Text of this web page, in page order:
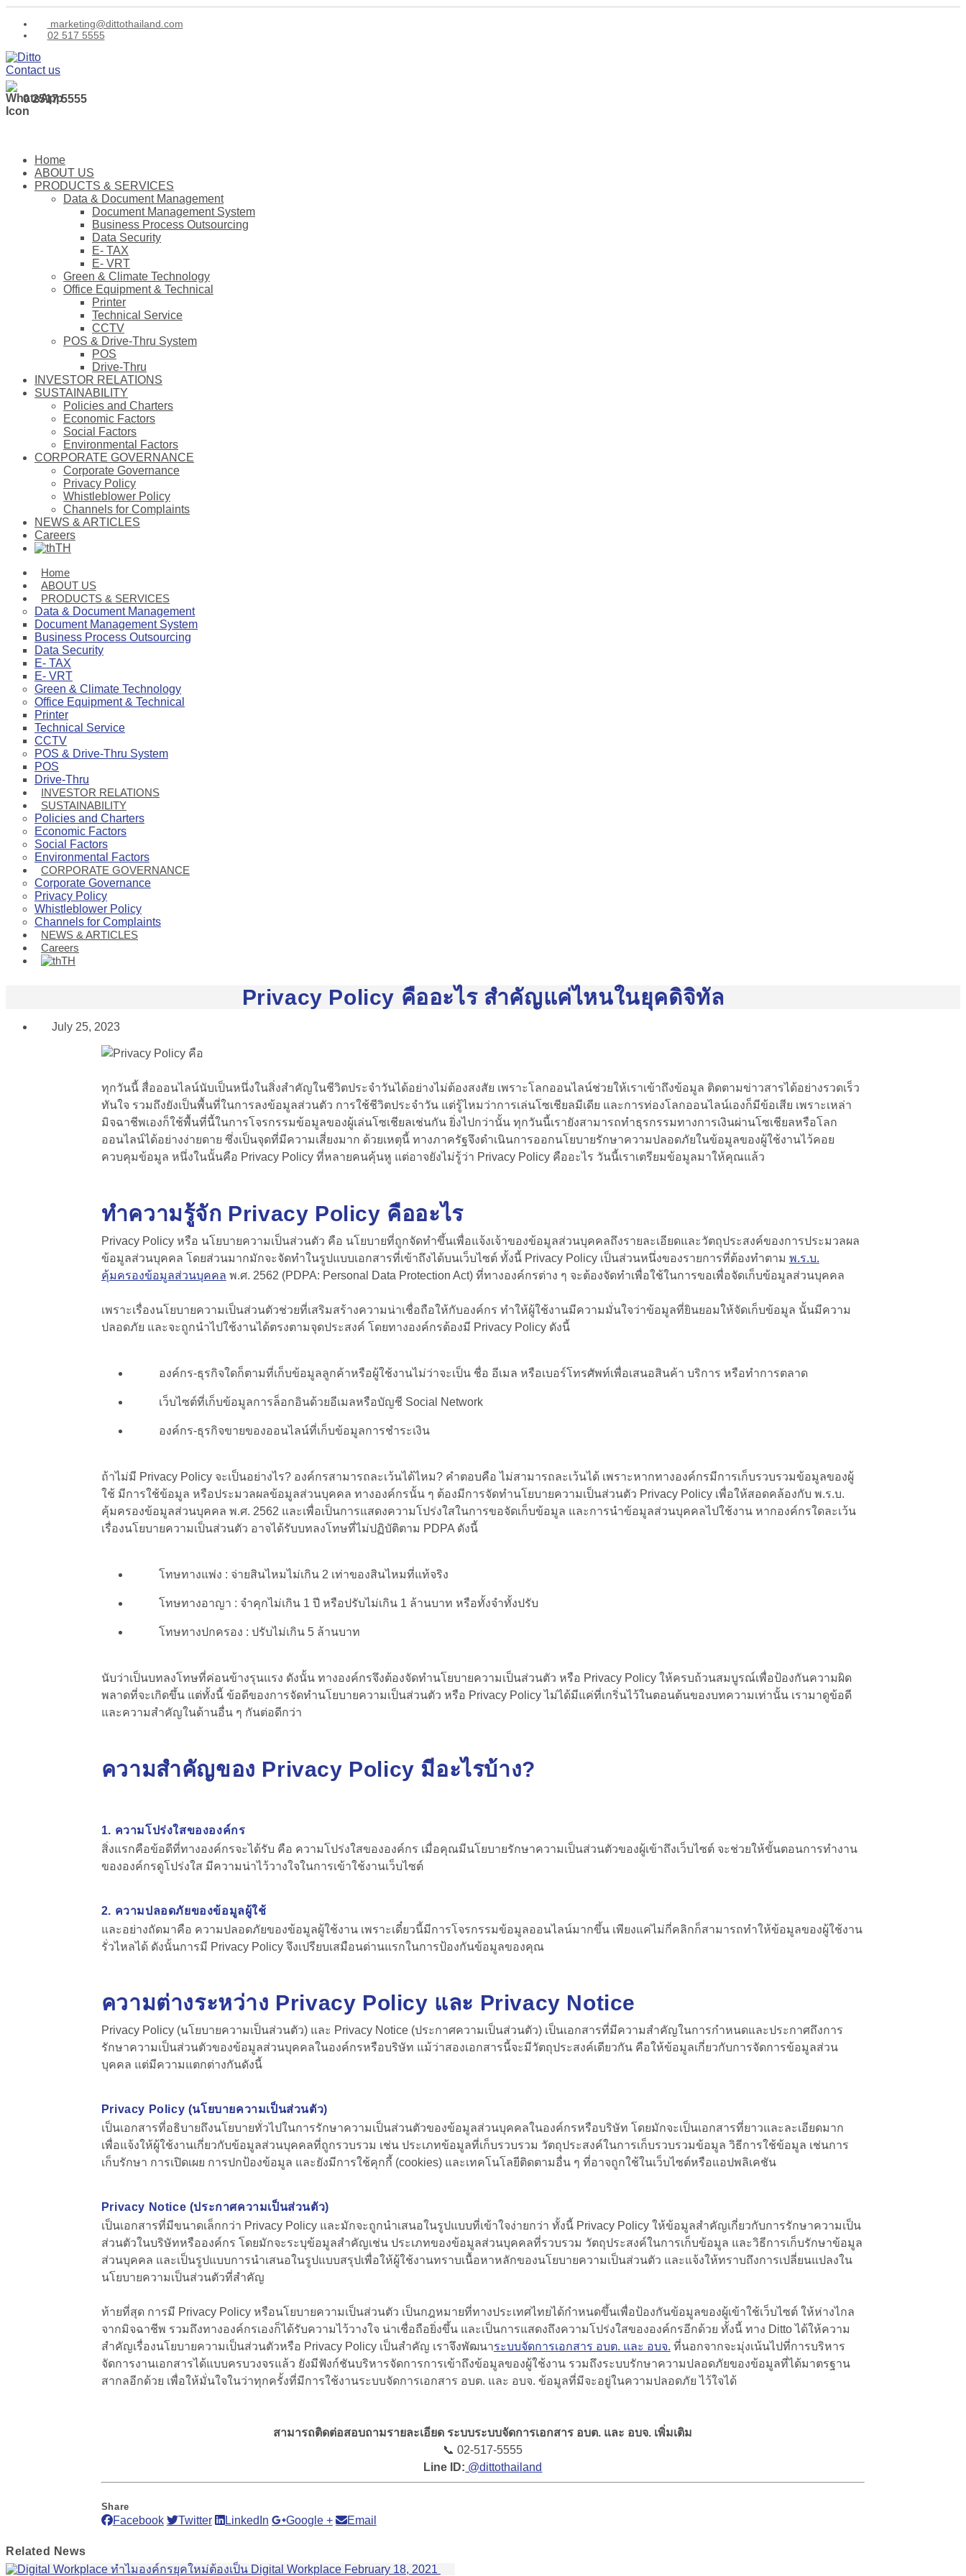
marketing@dittothailand.com
02 517 5555
Contact us
0 2517 5555
Home
ABOUT US
PRODUCTS & SERVICES
Data & Document Management
Document Management System
Business Process Outsourcing
Data Security
E- TAX
E- VRT
Green & Climate Technology
Office Equipment & Technical
Printer
Technical Service
CCTV
POS & Drive-Thru System
POS
Drive-Thru
INVESTOR RELATIONS
SUSTAINABILITY
Policies and Charters
Economic Factors
Social Factors
Environmental Factors
CORPORATE GOVERNANCE
Corporate Governance
Privacy Policy
Whistleblower Policy
Channels for Complaints
NEWS & ARTICLES
Careers
TH
Home
ABOUT US
PRODUCTS & SERVICES
Data & Document Management
Document Management System
Business Process Outsourcing
Data Security
E- TAX
E- VRT
Green & Climate Technology
Office Equipment & Technical
Printer
Technical Service
CCTV
POS & Drive-Thru System
POS
Drive-Thru
INVESTOR RELATIONS
SUSTAINABILITY
Policies and Charters
Economic Factors
Social Factors
Environmental Factors
CORPORATE GOVERNANCE
Corporate Governance
Privacy Policy
Whistleblower Policy
Channels for Complaints
NEWS & ARTICLES
Careers
TH
Privacy Policy คืออะไร สำคัญแค่ไหนในยุคดิจิทัล
July 25, 2023
ทุกวันนี้ สื่อออนไลน์นับเป็นหนึ่งในสิ่งสำคัญในชีวิตประจำวันได้อย่างไม่ต้องสงสัย เพราะโลกออนไลน์ช่วยให้เราเข้าถึงข้อมูล ติดตามข่าวสารได้อย่างรวดเร็ว
ทันใจ รวมถึงยังเป็นพื้นที่ในการลงข้อมูลส่วนตัว การใช้ชีวิตประจำวัน แต่รู้ไหมว่าการเล่นโซเชียลมีเดีย และการท่องโลกออนไลน์เองก็มีข้อเสีย เพราะเหล่า
มิจฉาชีพเองก็ใช้พื้นที่นี้ในการโจรกรรมข้อมูลของผู้เล่นโซเชียลเช่นกัน ยิ่งไปกว่านั้น ทุกวันนี้เรายังสามารถทำธุรกรรมทางการเงินผ่านโซเชียลหรือโลก
ออนไลน์ได้อย่างง่ายดาย ซึ่งเป็นจุดที่มีความเสี่ยงมาก ด้วยเหตุนี้ ทางภาครัฐจึงดำเนินการออกนโยบายรักษาความปลอดภัยในข้อมูลของผู้ใช้งานไว้คอย
ควบคุมข้อมูล หนึ่งในนั้นคือ Privacy Policy ที่หลายคนคุ้นหู แต่อาจยังไม่รู้ว่า Privacy Policy คืออะไร วันนี้เราเตรียมข้อมูลมาให้คุณแล้ว
ทำความรู้จัก Privacy Policy คืออะไร
Privacy Policy หรือ นโยบายความเป็นส่วนตัว คือ นโยบายที่ถูกจัดทำขึ้นเพื่อแจ้งเจ้าของข้อมูลส่วนบุคคลถึงรายละเอียดและวัตถุประสงค์ของการประมวลผล
ข้อมูลส่วนบุคคล โดยส่วนมากมักจะจัดทำในรูปแบบเอกสารที่เข้าถึงได้บนเว็บไซต์ ทั้งนี้ Privacy Policy เป็นส่วนหนึ่งของรายการที่ต้องทำตาม พ.ร.บ.
คุ้มครองข้อมูลส่วนบุคคล พ.ศ. 2562 (PDPA: Personal Data Protection Act) ที่ทางองค์กรต่าง ๆ จะต้องจัดทำเพื่อใช้ในการขอเพื่อจัดเก็บข้อมูลส่วนบุคคล
เพราะเรื่องนโยบายความเป็นส่วนตัวช่วยที่เสริมสร้างความน่าเชื่อถือให้กับองค์กร ทำให้ผู้ใช้งานมีความมั่นใจว่าข้อมูลที่ยินยอมให้จัดเก็บข้อมูล นั้นมีความ
ปลอดภัย และจะถูกนำไปใช้งานได้ตรงตามจุดประสงค์ โดยทางองค์กรต้องมี Privacy Policy ดังนี้
องค์กร-ธุรกิจใดก็ตามที่เก็บข้อมูลลูกค้าหรือผู้ใช้งานไม่ว่าจะเป็น ชื่อ อีเมล หรือเบอร์โทรศัพท์เพื่อเสนอสินค้า บริการ หรือทำการตลาด
เว็บไซต์ที่เก็บข้อมูลการล็อกอินด้วยอีเมลหรือบัญชี Social Network
องค์กร-ธุรกิจขายของออนไลน์ที่เก็บข้อมูลการชำระเงิน
ถ้าไม่มี Privacy Policy จะเป็นอย่างไร?​ องค์กรสามารถละเว้นได้ไหม? คำตอบคือ ไม่สามารถละเว้นได้ เพราะหากทางองค์กรมีการเก็บรวบรวมข้อมูลของผู้
ใช้ มีการใช้ข้อมูล หรือประมวลผลข้อมูลส่วนบุคคล ทางองค์กรนั้น ๆ ต้องมีการจัดทำนโยบายความเป็นส่วนตัว Privacy Policy เพื่อให้สอดคล้องกับ พ.ร.บ.
คุ้มครองข้อมูลส่วนบุคคล พ.ศ. 2562 และเพื่อเป็นการแสดงความโปร่งใสในการขอจัดเก็บข้อมูล และการนำข้อมูลส่วนบุคคลไปใช้งาน หากองค์กรใดละเว้น
เรื่องนโยบายความเป็นส่วนตัว อาจได้รับบทลงโทษที่ไม่ปฏิบัติตาม PDPA ดังนี้
โทษทางแพ่ง : จ่ายสินไหมไม่เกิน 2 เท่าของสินไหมที่แท้จริง
โทษทางอาญา : จำคุกไม่เกิน 1 ปี หรือปรับไม่เกิน 1 ล้านบาท หรือทั้งจำทั้งปรับ
โทษทางปกครอง : ปรับไม่เกิน 5 ล้านบาท
นับว่าเป็นบทลงโทษที่ค่อนข้างรุนแรง ดังนั้น ทางองค์กรจึงต้องจัดทำนโยบายความเป็นส่วนตัว หรือ Privacy Policy ให้ครบถ้วนสมบูรณ์เพื่อป้องกันความผิด
พลาดที่จะเกิดขึ้น แต่ทั้งนี้ ข้อดีของการจัดทำนโยบายความเป็นส่วนตัว หรือ Privacy Policy ไม่ได้มีแค่ที่เกริ่นไว้ในตอนต้นของบทความเท่านั้น เรามาดูข้อดี
และความสำคัญในด้านอื่น ๆ กันต่อดีกว่า
ความสำคัญของ Privacy Policy มีอะไรบ้าง?
1. ความโปร่งใสขององค์กร
สิ่งแรกคือข้อดีที่ทางองค์กรจะได้รับ คือ ความโปร่งใสขององค์กร เมื่อคุณมีนโยบายรักษาความเป็นส่วนตัวของผู้เข้าถึงเว็บไซต์ จะช่วยให้ขั้นตอนการทำงาน
ขององค์กรดูโปร่งใส มีความน่าไว้วางใจในการเข้าใช้งานเว็บไซต์
2. ความปลอดภัยของข้อมูลผู้ใช้
และอย่างถัดมาคือ ความปลอดภัยของข้อมูลผู้ใช้งาน เพราะเดี๋ยวนี้มีการโจรกรรมข้อมูลออนไลน์มากขึ้น เพียงแค่ไม่กี่คลิกก็สามารถทำให้ข้อมูลของผู้ใช้งาน
รั่วไหลได้ ดังนั้นการมี Privacy Policy จึงเปรียบเสมือนด่านแรกในการป้องกันข้อมูลของคุณ
ความต่างระหว่าง Privacy Policy และ Privacy Notice
Privacy Policy (นโยบายความเป็นส่วนตัว) และ Privacy Notice (ประกาศความเป็นส่วนตัว) เป็นเอกสารที่มีความสำคัญในการกำหนดและประกาศถึงการ
รักษาความเป็นส่วนตัวของข้อมูลส่วนบุคคลในองค์กรหรือบริษัท แม้ว่าสองเอกสารนี้จะมีวัตถุประสงค์เดียวกัน คือให้ข้อมูลเกี่ยวกับการจัดการข้อมูลส่วน
บุคคล แต่มีความแตกต่างกันดังนี้
Privacy Policy (นโยบายความเป็นส่วนตัว)
เป็นเอกสารที่อธิบายถึงนโยบายทั่วไปในการรักษาความเป็นส่วนตัวของข้อมูลส่วนบุคคลในองค์กรหรือบริษัท โดยมักจะเป็นเอกสารที่ยาวและละเอียดมาก
เพื่อแจ้งให้ผู้ใช้งานเกี่ยวกับข้อมูลส่วนบุคคลที่ถูกรวบรวม เช่น ประเภทข้อมูลที่เก็บรวบรวม วัตถุประสงค์ในการเก็บรวบรวมข้อมูล วิธีการใช้ข้อมูล เช่นการ
เก็บรักษา การเปิดเผย การปกป้องข้อมูล และยังมีการใช้คุกกี้ (cookies) และเทคโนโลยีติดตามอื่น ๆ ที่อาจถูกใช้ในเว็บไซต์หรือแอปพลิเคชัน
Privacy Notice (ประกาศความเป็นส่วนตัว)
เป็นเอกสารที่มีขนาดเล็กกว่า Privacy Policyและมักจะถูกนำเสนอในรูปแบบที่เข้าใจง่ายกว่า ทั้งนี้ Privacy Policy ให้ข้อมูลสำคัญเกี่ยวกับการรักษาความเป็น
ส่วนตัวในบริษัทหรือองค์กร โดยมักจะระบุข้อมูลสำคัญเช่น ประเภทของข้อมูลส่วนบุคคลที่รวบรวม วัตถุประสงค์ในการเก็บข้อมูล และวิธีการเก็บรักษาข้อมูล
ส่วนบุคคล และเป็นรูปแบบการนำเสนอในรูปแบบสรุปเพื่อให้ผู้ใช้งานทราบเนื้อหาหลักของนโยบายความเป็นส่วนตัว และแจ้งให้ทราบถึงการเปลี่ยนแปลงใน
นโยบายความเป็นส่วนตัวที่สำคัญ
ท้ายที่สุด การมี Privacy Policy หรือนโยบายความเป็นส่วนตัว เป็นกฎหมายที่ทางประเทศไทยได้กำหนดขึ้นเพื่อป้องกันข้อมูลของผู้เข้าใช้เว็บไซต์ ให้ห่างไกล
จากมิจฉาชีพ รวมถึงทางองค์กรเองก็ได้รับความไว้วางใจ น่าเชื่อถือยิ่งขึ้น และเป็นการแสดงถึงความโปร่งใสขององค์กรอีกด้วย ทั้งนี้ ทาง Ditto ได้ให้ความ
สำคัญเรื่องนโยบายความเป็นส่วนตัวหรือ Privacy Policy เป็นสำคัญ เราจึงพัฒนาระบบจัดการเอกสาร อบต. และ อบจ. ที่นอกจากจะมุ่งเน้นไปที่การบริหาร
จัดการงานเอกสารได้แบบครบวงจรแล้ว ยังมีฟังก์ชันบริหารจัดการการเข้าถึงข้อมูลของผู้ใช้งาน รวมถึงระบบรักษาความปลอดภัยของข้อมูลที่ได้มาตรฐาน
สากลอีกด้วย เพื่อให้มั่นใจในว่าทุกครั้งที่มีการใช้งานระบบจัดการเอกสาร อบต. และ อบจ. ข้อมูลที่มีจะอยู่ในความปลอดภัย ไว้ใจได้
สามารถติดต่อสอบถามรายละเอียด ระบบระบบจัดการเอกสาร อบต. และ อบจ. เพิ่มเติม
📞 02-517-5555
Line ID: @dittothailand
Share
Facebook Twitter LinkedIn Google + Email
Related
News
ทำไมองค์กรยุคใหม่ต้องเป็น Digital Workplace February 18, 2021